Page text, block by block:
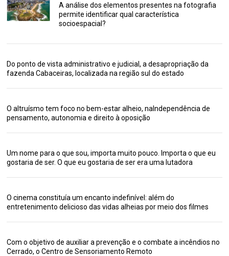
A análise dos elementos presentes na fotografia
permite identificar qual característica
socioespacial?
Do ponto de vista administrativo e judicial, a desapropriação da
fazenda Cabaceiras, localizada na região sul do estado
O altruísmo tem foco no bem-estar alheio, naIndependência de
pensamento, autonomia e direito à oposição
Um nome para o que sou, importa muito pouco. Importa o que eu
gostaria de ser. O que eu gostaria de ser era uma lutadora
O cinema constituía um encanto indefinível: além do
entretenimento delicioso das vidas alheias por meio dos filmes
Com o objetivo de auxiliar a prevenção e o combate a incêndios no
Cerrado, o Centro de Sensoriamento Remoto